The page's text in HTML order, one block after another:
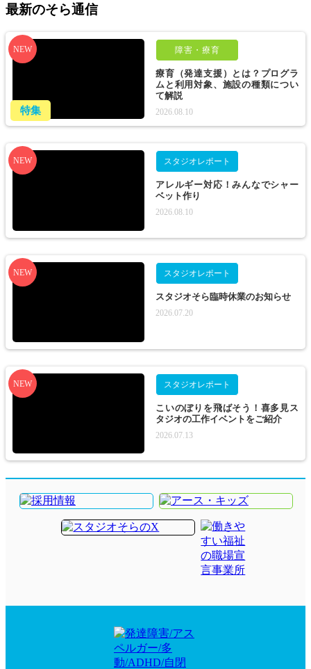
最新のそら通信
NEW
特集
障害・療育
療育（発達支援）とは？プログラ
ムと利用対象、施設の種類につい
て解説
2026.08.10
NEW スタジオレポート
アレルギー対応！みんなでシャー
ベット作り
2026.08.10
NEW スタジオレポート
スタジオそら臨時休業のお知らせ
2026.07.20
NEW スタジオレポート
こいのぼりを飛ばそう！喜多見ス
タジオの工作イベントをご紹介
2026.07.13